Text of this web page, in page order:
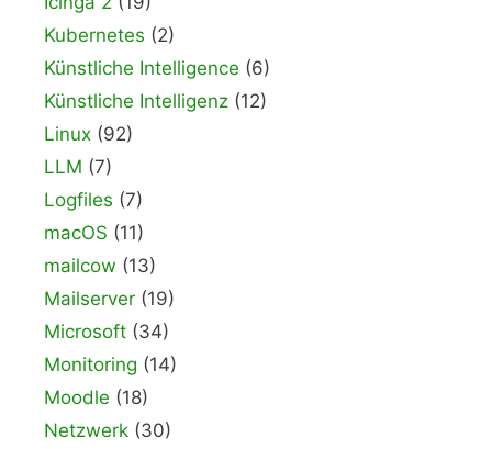
Kubernetes (2)
Künstliche Intelligence (6)
Künstliche Intelligenz (12)
Linux (92)
LLM (7)
Logfiles (7)
macOS (11)
mailcow (13)
Mailserver (19)
Microsoft (34)
Monitoring (14)
Moodle (18)
Netzwerk (30)